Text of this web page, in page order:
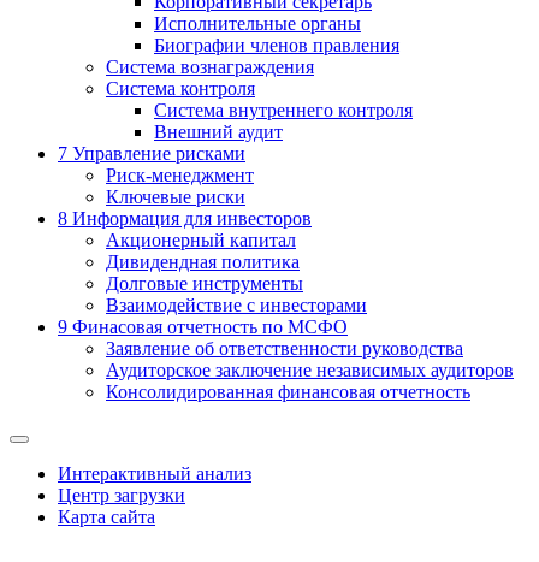
Исполнительные органы
Биографии членов правления
Система вознаграждения
Система контроля
Система внутреннего контроля
Внешний аудит
7 Управление рисками
Риск-менеджмент
Ключевые риски
8 Информация для инвесторов
Акционерный капитал
Дивидендная политика
Долговые инструменты
Взаимодействие с инвеcторами
9 Финасовая отчетность по МСФО
Заявление об ответственности руководства
Аудиторское заключение независимых аудиторов
Консолидированная финансовая отчетность
Интерактивный анализ
Центр загрузки
Карта сайта